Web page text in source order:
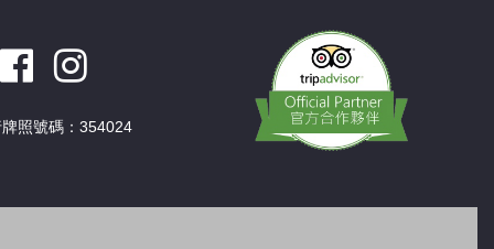
照號碼：354024